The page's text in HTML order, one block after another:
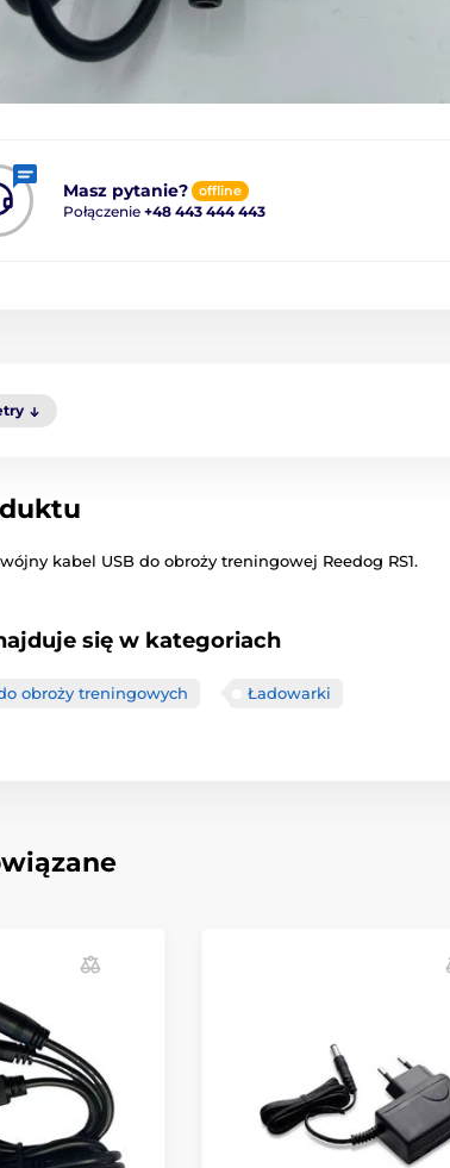
Masz pytanie? offline
Połączenie +48 443 444 443
kabel USB do obroży treningowej Reedog RS1.
się w kategoriach
obroży treningowych Ładowarki